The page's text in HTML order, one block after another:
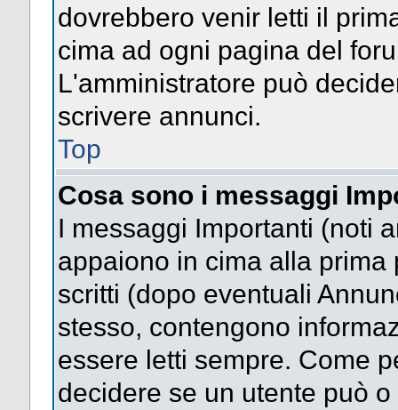
dovrebbero venir letti il
cima ad ogni pagina del
L'amministratore può
scrivere annunci.
Top
Cosa sono i messaggi
I messaggi Importanti (noti
appaiono in cima alla
scritti (dopo eventuali
stesso, contengono
essere letti sempre. Come
decidere se un utente può